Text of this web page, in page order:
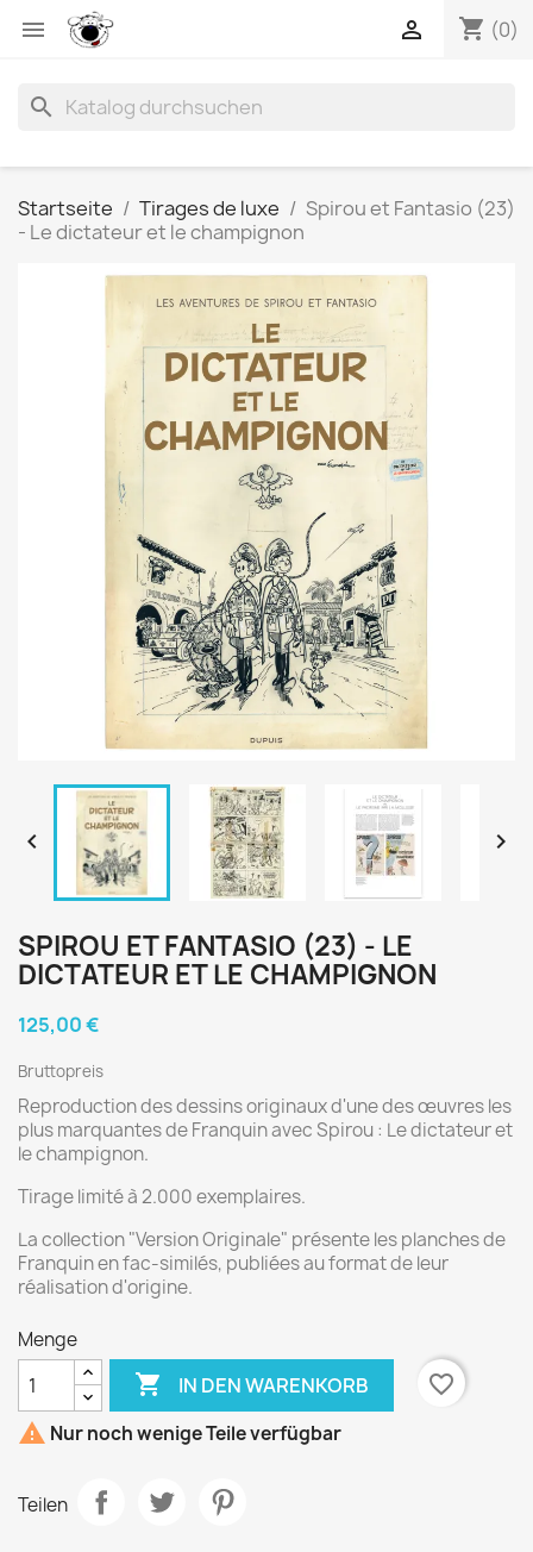
 shopping_cart (0)

search
Startseite Tirages de luxe
Spirou et Fantasio (23)
- Le dictateur et le champignon
 
SPIROU ET FANTASIO (23) - LE
DICTATEUR ET LE CHAMPIGNON
125,00 €
Bruttopreis
Reproduction des dessins originaux d'une des œuvres les
plus marquantes de Franquin avec Spirou : Le dictateur et
le champignon.
Tirage limité à 2.000 exemplaires.
La collection "Version Originale" présente les planches de
Franquin en fac-similés, publiées au format de leur
réalisation d'origine.
Menge
 IN DEN WARENKORB
favorite_border
 Nur noch wenige Teile verfügbar
Teilen